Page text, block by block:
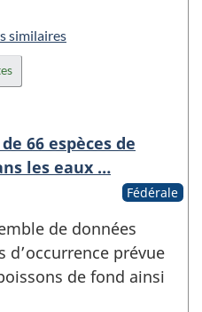
similaires
66 espèces de
les eaux …
Fédérale
de données
d’occurrence prévue
de fond ainsi